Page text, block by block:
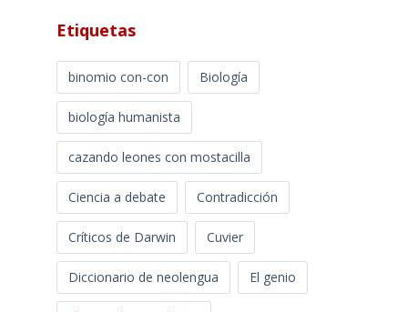
Etiquetas
binomio con-con Biología
biología humanista
cazando leones con mostacilla
Ciencia a debate Contradicción
Críticos de Darwin Cuvier
Diccionario de neolengua El genio